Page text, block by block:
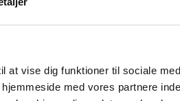
at vise dig funktioner til sociale
med vores partnere
10.4"